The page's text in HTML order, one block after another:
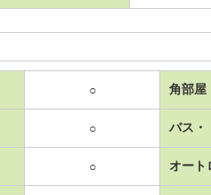
○ 角部屋
○ バス・
○ オート